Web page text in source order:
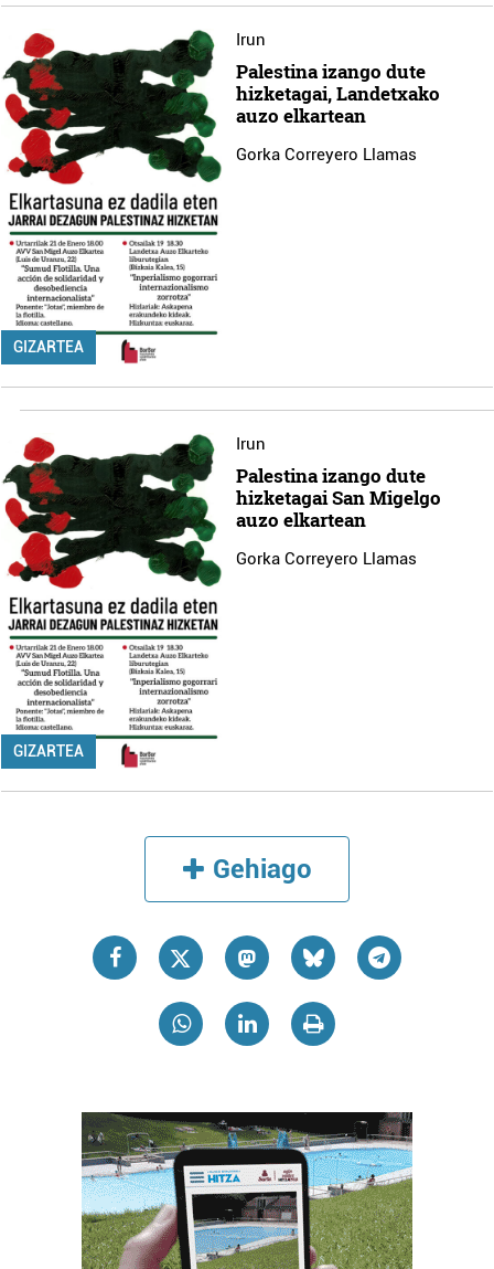
GIZARTEA
Irun
Palestina izango dute
hizketagai, Landetxako
auzo elkartean
Gorka Correyero Llamas
GIZARTEA
Irun
Palestina izango dute
hizketagai San Migelgo
auzo elkartean
Gorka Correyero Llamas
Gehiago